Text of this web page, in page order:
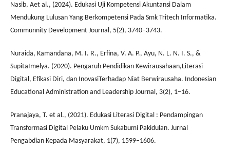
Nasib, Aet al., (2024). Edukasi Uji Kompetensi Akuntansi Dalam
Mendukung Lulusan Yang Berkompetensi Pada Smk Tritech Informatika.
Communnity Development Journal, 5(2), 3740–3743.
Nuraida, Kamandana, M. I. R., Erfina, V. A. P., Ayu, N. L. N. I. S., &
SupitaImelya. (2020). Pengaruh Pendidikan Kewirausahaan,Literasi
Digital, Efikasi Diri, dan InovasiTerhadap Niat Berwirausaha. Indonesian
Educational Administration and Leadership Journal, 3(2), 1–16.
Pranajaya, T. et al., (2021). Edukasi Literasi Digital : Pendampingan
Transformasi Digital Pelaku Umkm Sukabumi Pakidulan. Jurnal
Pengabdian Kepada Masyarakat, 1(7), 1599–1606.